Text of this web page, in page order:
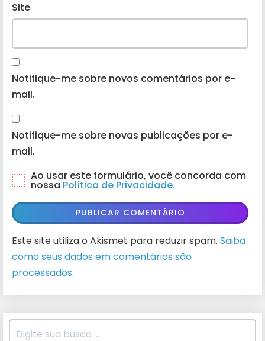
Site
Notifique-me sobre novos comentários por e-
mail.
Notifique-me sobre novas publicações por e-
mail.
Ao usar este formulário, você concorda com
nossa Política de Privacidade.
Este site utiliza o Akismet para reduzir spam. Saiba
como seus dados em comentários são
processados.